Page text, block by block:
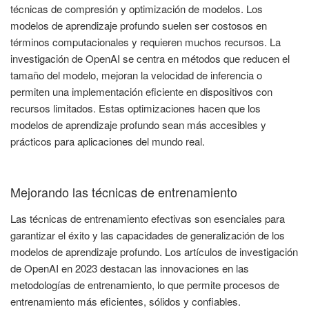
técnicas de compresión y optimización de modelos. Los
modelos de aprendizaje profundo suelen ser costosos en
términos computacionales y requieren muchos recursos. La
investigación de OpenAI se centra en métodos que reducen el
tamaño del modelo, mejoran la velocidad de inferencia o
permiten una implementación eficiente en dispositivos con
recursos limitados. Estas optimizaciones hacen que los
modelos de aprendizaje profundo sean más accesibles y
prácticos para aplicaciones del mundo real.
Mejorando las técnicas de entrenamiento
Las técnicas de entrenamiento efectivas son esenciales para
garantizar el éxito y las capacidades de generalización de los
modelos de aprendizaje profundo. Los artículos de investigación
de OpenAI en 2023 destacan las innovaciones en las
metodologías de entrenamiento, lo que permite procesos de
entrenamiento más eficientes, sólidos y confiables.